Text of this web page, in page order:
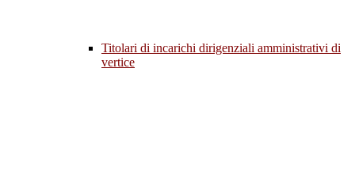
Titolari di incarichi dirigenziali amministrativi di
vertice